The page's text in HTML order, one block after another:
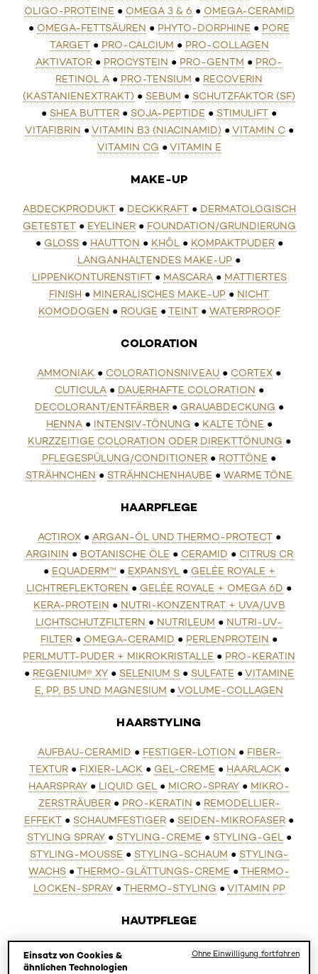
OLIGO-PROTEINE ● OMEGA 3 & 6 ● OMEGA-CERAMID
● OMEGA-FETTSÄUREN ● PHYTO-DORPHINE ● PORE
TARGET● PRO-CALCIUM ● PRO-COLLAGEN
AKTIVATOR ● PROCYSTEIN ● PRO-GENTM ● PRO-
RETINOL A ● PRO-TENSIUM ● RECOVERIN
(KASTANIENEXTRAKT) ● SEBUM ● SCHUTZFAKTOR (SF)
● SHEA BUTTER ● SOJA-PEPTIDE ● STIMULIFT ●
VITAFIBRIN ●VITAMIN B3 (NIACINAMID) ●VITAMIN C●
VITAMIN CG ●VITAMIN E
MAKE-UP
ABDECKPRODUKT● DECKKRAFT● DERMATOLOGISCH
GETESTET● EYELINER● FOUNDATION/GRUNDIERUNG
● GLOSS● HAUTTON ● KHÔL ● KOMPAKTPUDER●
LANGANHALTENDES MAKE-UP ●
LIPPENKONTURENSTIFT● MASCARA● MATTIERTES
FINISH ● MINERALISCHES MAKE-UP ● NICHT
KOMODOGEN ● ROUGE ●TEINT● WATERPROOF
COLORATION
AMMONIAK ● COLORATIONSNIVEAU ● CORTEX ●
CUTICULA● DAUERHAFTE COLORATION ●
DECOLORANT/ENTFÄRBER● GRAUABDECKUNG ●
HENNA● INTENSIV-TÖNUNG ● KALTE TÖNE ●
KURZZEITIGE COLORATION ODER DIREKTTÖNUNG ●
PFLEGESPÜLUNG/CONDITIONER ● ROTTÖNE ●
STRÄHNCHEN ● STRÄHNCHENHAUBE ● WARME TÖNE
HAARPFLEGE
ACTIROX● ARGAN-ÖL UND THERMO-PROTECT●
ARGININ ● BOTANISCHE ÖLE ● CERAMID ● CITRUS CR
● EQUADERM™ ● EXPANSYL ● GELÉE ROYALE +
LICHTREFLEKTOREN ● GELÉE ROYALE + OMEGA 6D ●
KERA-PROTEIN ● NUTRI-KONZENTRAT + UVA/UVB
LICHTSCHUTZFILTERN ● NUTRILEUM ● NUTRI-UV-
FILTER ● OMEGA-CERAMID ● PERLENPROTEIN ●
PERLMUTT-PUDER + MIKROKRISTALLE ● PRO-KERATIN
● REGENIUM® XY ● SELENIUM S ● SULFATE ●VITAMINE
E, PP, B5 UND MAGNESIUM ●VOLUME-COLLAGEN
HAARSTYLING
AUFBAU-CERAMID ● FESTIGER-LOTION ● FIBER-
TEXTUR● FIXIER-LACK ● GEL-CREME ● HAARLACK ●
HAARSPRAY ● LIQUID GEL ● MICRO-SPRAY ● MIKRO-
ZERSTRÄUBER● PRO-KERATIN ● REMODELLIER-
EFFEKT ● SCHAUMFESTIGER ● SEIDEN-MIKROFASER ●
STYLING SPRAY● STYLING-CREME ● STYLING-GEL
●
STYLING-MOUSSE ● STYLING-SCHAUM ● STYLING-
WACHS ●THERMO-GLÄTTUNGS-CREME ●THERMO-
LOCKEN-SPRAY●THERMO-STYLING ●VITAMIN PP
HAUTPFLEGE
Active Defense System
Einsatz von Cookies &
ähnlichen Technologien
Ohne Einwilligung fortfahren